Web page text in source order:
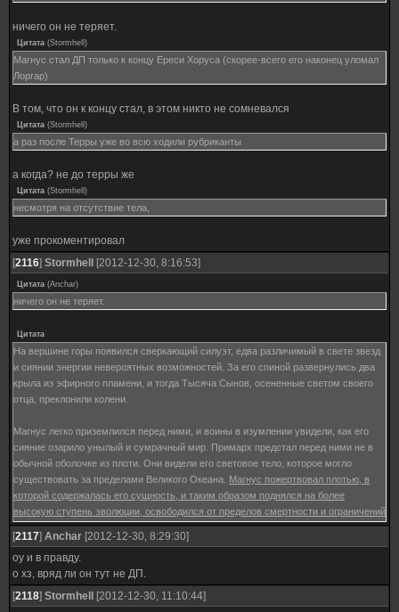
ничего он не теряет.
Цитата (Stormhell )
Магнус стал ДП только к концу Ереси Хоруса (скорее-всего его наконец уломал
Лоргар)
В том, что он к концу стал, в этом никто не сомневался
Цитата (Stormhell )
а раз после Терры уже во всю ходили рубриканты
а когда? не до терры же
Цитата (Stormhell )
несмотря на отсутствие тела,
уже прокоментировал
[2116] Stormhell [2012-12-30, 8:16:53]
Цитата (Anchar)
ничего он не теряет.
Цитата
На вершине горы появился сверкающий силуэт, едва различимый в свете звезд
и сиянии энергии невероятных возможностей. За его спиной развернулись два
крыла из эфирного пламени, и тогда Тысяча Сынов, осененные светом своего
отца, преклонили колени.
Магнус легко приземлился перед ними, и воины в изумлении увидели, как его
сияние озарило унылый и сумрачный мир. Примарх предстал перед ними не в
обычной оболочке из плоти. Они видели его световое тело, которое могло
существовать за пределами Великого Океана. Магнус пожертвовал плотью, в
которой содержалась его сущность, и таким образом поднялся на более
высокую ступень эволюции, освободился от пределов смертности и ограничений
реальности.
[2117] Anchar [2012-12-30, 8:29:30]
оу и в правду.
о хз, вряд ли он тут не ДП.
[2118] Stormhell [2012-12-30, 11:10:44]